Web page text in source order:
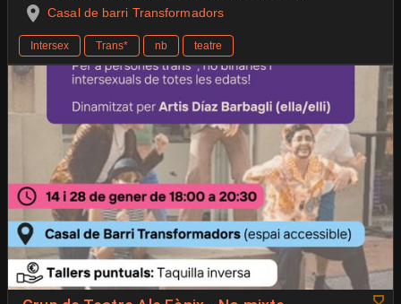
Casal de barri Transformadors
Intersex Trans* nb teatre